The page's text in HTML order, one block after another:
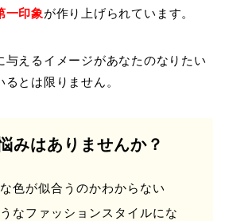
一印象が作り上げられています。
与えるイメージがあなたのなりたい
とは限りません。
みはありませんか？
色が似合うのかわからない
なファッションスタイルにな